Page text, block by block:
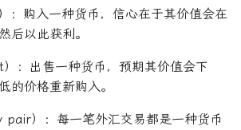
：购入一种货币，信心在于其价值会在
后以此获利。
：出售一种货币，预期其价值会下
的价格重新购入。
）：每一笔外汇交易都是一种货币